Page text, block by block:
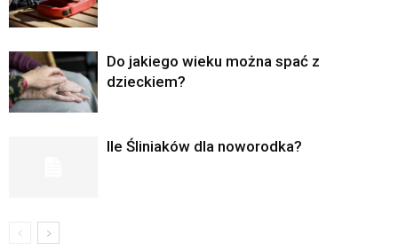
Do jakiego wieku można spać z
dzieckiem?
Ile Śliniaków dla noworodka?